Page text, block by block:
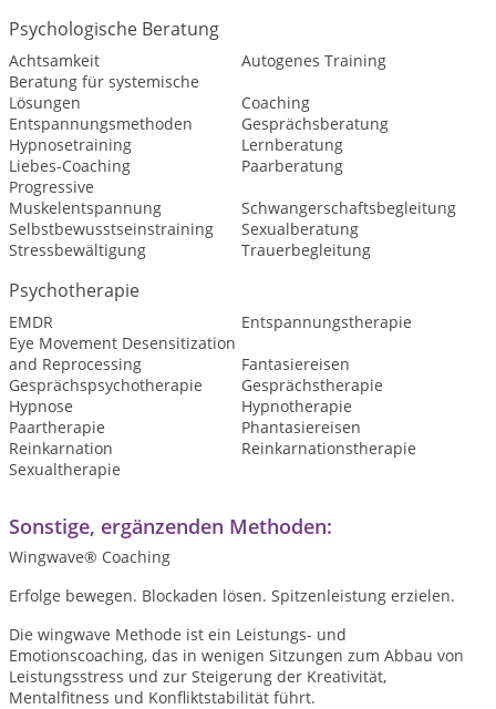
Psychologische Beratung
Achtsamkeit
Autogenes Training
Beratung für systemische
Lösungen
Coaching
Entspannungsmethoden
Gesprächsberatung
Hypnosetraining
Lernberatung
Liebes-Coaching
Paarberatung
Progressive
Muskelentspannung
Schwangerschaftsbegleitung
Selbstbewusstseinstraining
Sexualberatung
Stressbewältigung
Trauerbegleitung
Psychotherapie
EMDR
Entspannungstherapie
Eye Movement Desensitization
and Reprocessing
Fantasiereisen
Gesprächspsychotherapie
Gesprächstherapie
Hypnose
Hypnotherapie
Paartherapie
Phantasiereisen
Reinkarnation
Reinkarnationstherapie
Sexualtherapie
Sonstige, ergänzenden Methoden:
Wingwave® Coaching
Erfolge bewegen. Blockaden lösen. Spitzenleistung erzielen.
Die wingwave Methode ist ein Leistungs- und
Emotionscoaching, das in wenigen Sitzungen zum Abbau von
Leistungsstress und zur Steigerung der Kreativität,
Mentalfitness und Konfliktstabilität führt.